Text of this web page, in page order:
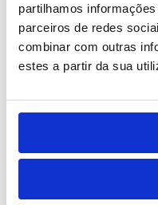
partilhamos
parceiros de redes
combinar com outras
estes a partir da sua
Solicite orçamento para
*Valor apresentado
*Para dúvidas de impressão,
*Aos valores indicados,
Em stock